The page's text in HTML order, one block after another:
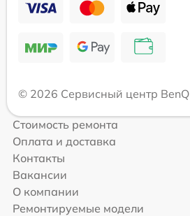
© 2026 Сервисный центр BenQ
Стоимость ремонта
Оплата и доставка
Контакты
Вакансии
О компании
Ремонтируемые модели